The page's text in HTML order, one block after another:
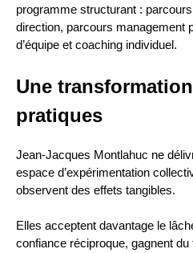
programme structurant : parcours
direction, parcours management
d’équipe et coaching individuel.
Une
pratiques
Jean-Jacques Montlahuc ne
espace d’expérimentation
observent des effets tangibles.
Elles acceptent davantage le
confiance réciproque, gagnent du